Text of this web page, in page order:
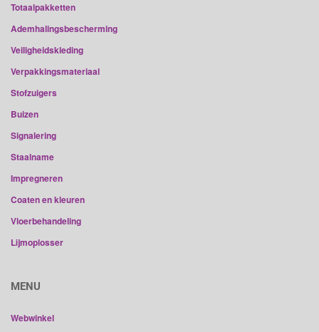
Totaalpakketten
Ademhalingsbescherming
Veiligheidskleding
Verpakkingsmateriaal
Stofzuigers
Buizen
Signalering
Staalname
Impregneren
Coaten en kleuren
Vloerbehandeling
Lijmoplosser
MENU
Webwinkel